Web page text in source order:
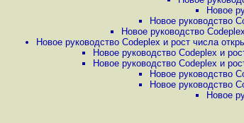
Новое
Новое руководство
Новое руководство
Новое руководство Codeplex и рост числа
Новое руководство Codeplex и
Новое руководство Codeplex и
Новое руководство
Новое руководство
Новое